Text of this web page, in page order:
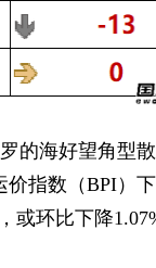
的海好望角型
指数（BPI）下
或环比下降